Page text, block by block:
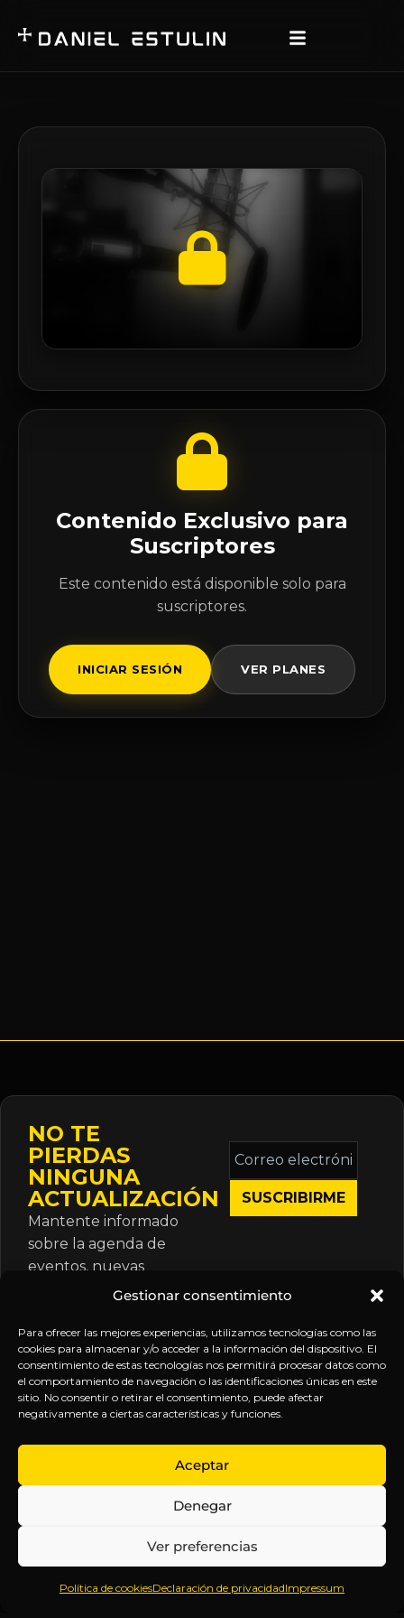
Gestionar consentimiento
Para ofrecer las mejores experiencias, utilizamos tecnologías como las
cookies para almacenar y/o acceder a la información del dispositivo. El
consentimiento de estas tecnologías nos permitirá procesar datos como
el comportamiento de navegación o las identificaciones únicas en este
sitio. No consentir o retirar el consentimiento, puede afectar
negativamente a ciertas características y funciones.
Aceptar
Denegar
Ver preferencias
Política de cookiesDeclaración de privacidadImpressum
Contenido Exclusivo para
Suscriptores
Este contenido está disponible solo para
suscriptores.
INICIAR SESIÓN VER PLANES
NO TE
PIERDAS
NINGUNA
ACTUALIZACIÓN
Mantente informado
sobre la agenda de
eventos, nuevas
publicaciones y
suscripción.
Correo
electrónico
*
Inteligencia
Anticipándonos
EXPLORA
Inicio
Sobre
Contenido
Webinars
LEGAL
Política
de
Términos y
Aviso
SÍGUENOS